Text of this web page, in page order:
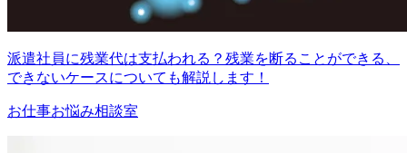
派遣社員に残業代は支払われる？残業を断ることができる、
できないケースについても解説します！
お仕事お悩み相談室